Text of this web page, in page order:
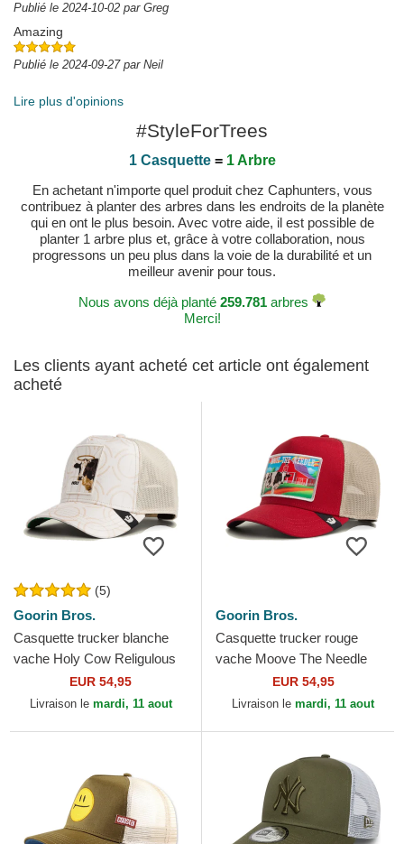
Publié le 2024-10-02 par Greg
Amazing
Publié le 2024-09-27 par Neil
Lire plus d'opinions
#StyleForTrees
1 Casquette= 1 Arbre
En achetant n'importe quel produit chez Caphunters, vous
contribuez à planter des arbres dans les endroits de la planète
qui en ont le plus besoin. Avec votre aide, il est possible de
planter 1 arbre plus et, grâce à votre collaboration, nous
progressons un peu plus dans la voie de la durabilité et un
meilleur avenir pour tous.
Nous avons déjà planté 259.781 arbres
Merci!
Les clients ayant acheté cet article ont également
acheté
(5)
Goorin Bros.
Casquette trucker blanche
vache Holy Cow Religulous
The Farm Goorin Bros.
EUR 54,95
Livraison le mardi, 11 aout
Goorin Bros.
Casquette trucker rouge
vache Moove The Needle
Greener Grass The Farm
Goorin Bros.
EUR 54,95
Livraison le mardi, 11 aout